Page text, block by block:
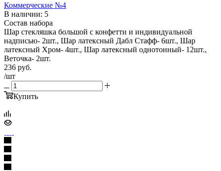
Коммерческие №4
В наличии: 5
Состав набора
Шар стекляшка большой с конфетти и индивидуальной
надписью- 2шт., Шар латексный Дабл Стафф- 6шт., Шар
латексный Хром- 4шт., Шар латексный однотонный- 12шт.,
Веточка- 2шт.
236 руб.
/шт
Купить